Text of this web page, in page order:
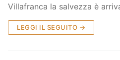
Piccoli amici
Pulcini
Eccellenza
Settore Giovanile
Contatti
Sponsor
Villafranca la salvezza è
LEGGI IL SEGUITO →